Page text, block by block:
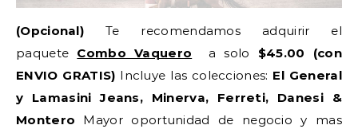
(Opcional) Te recomendamos adquirir el
paquete Combo Vaquero a solo $45.00 (con
ENVIO GRATIS) Incluye las colecciones: El General
y Lamasini Jeans, Minerva, Ferreti, Danesi &
Montero Mayor oportunidad de negocio y mas